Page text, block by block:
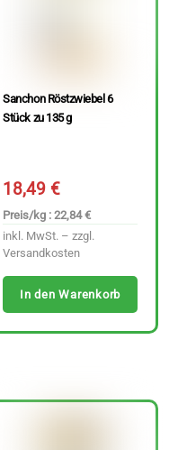
Sanchon Röstzwiebel 6
Stück zu 135 g
18,49€
Preis/kg : 22,84 €
inkl. MwSt. – zzgl.
Versandkosten
In den Warenkorb